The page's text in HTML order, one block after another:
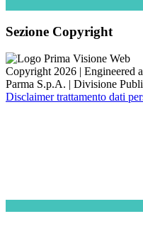
Sezione Copyright
Copyright 2026 | Engineered
Parma S.p.A. | Divisione
Disclaimer trattamento dati